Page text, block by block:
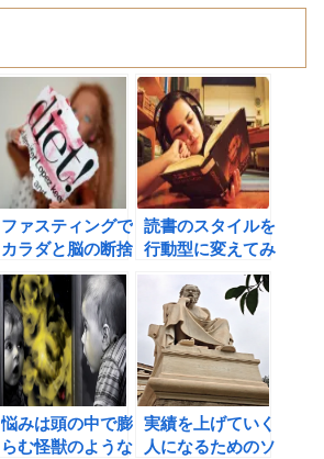
ファスティングで
カラダと脳の断捨
離をスタート！で
きる男は超少食
（船瀬俊介著）の
書評
読書のスタイルを
行動型に変えてみ
よう！本を読むと
きに私が心がけて
いる４つのこと。
悩みは頭の中で膨
らむ怪獣のような
実績を上げていく
人になるためのソ